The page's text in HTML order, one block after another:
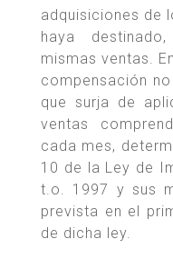
adquisiciones de
haya
mismas ventas.
compensación
que surja de
ventas
cada mes,
10 de la Ley de
t.o. 1997 y sus
prevista en el
de dicha ley.